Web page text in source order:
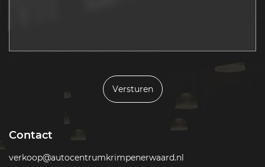
Versturen
Contact
verkoop@autocentrumkrimpenerwaard.nl